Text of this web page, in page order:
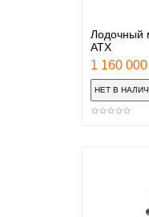
Лодочный
ATX
1 160 000